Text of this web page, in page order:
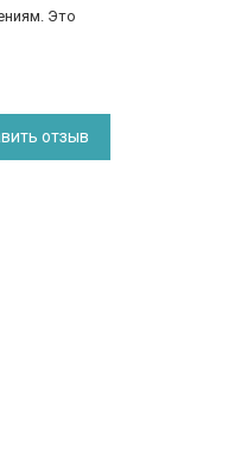
Это
отзыв